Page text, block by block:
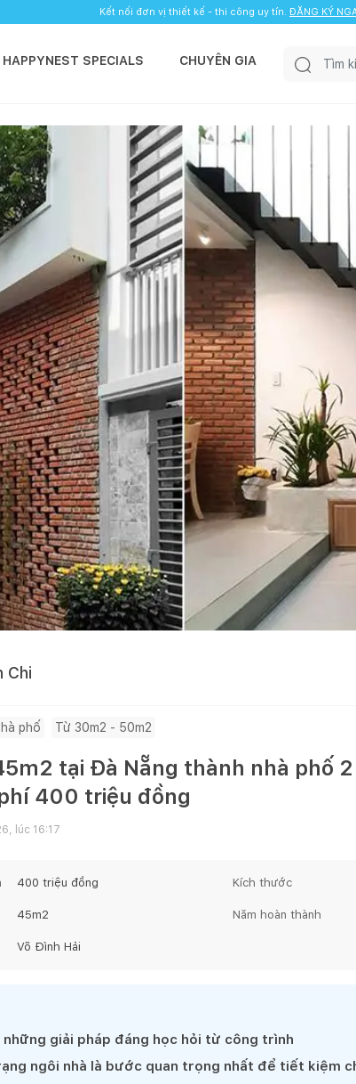
Kết nối đơn vị thiết kế - thi công uy tín. ĐĂNG KÝ
HAPPYNEST SPECIALS CHUYÊN GIA
Chi
phố Từ 30m2 - 50m2
tại Đà Nẵng thành nhà phố
400 triệu đồng
lúc 16:17
400 triệu đồng Kích thước
45m2 Năm hoàn thành
Võ Đình Hải
những giải pháp đáng học hỏi từ công trình
ngôi nhà là bước quan trọng nhất để tiết kiệm